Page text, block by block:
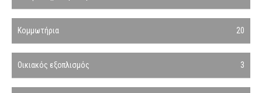
Κομμωτήρια 20
Οικιακός εξοπλισμός 3